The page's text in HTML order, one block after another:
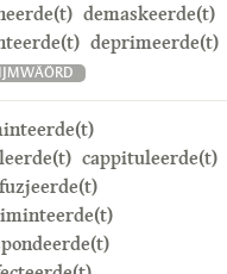
demaskeerde(t)
deprimeerde(t)
cappituleerde(t)